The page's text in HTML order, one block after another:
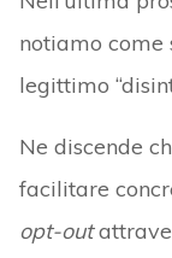
notiamo
legittimo
Ne discende
facilitare
opt-out